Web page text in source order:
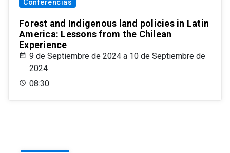
Conferencias
Forest and Indigenous land policies in Latin
America: Lessons from the Chilean
Experience
9 de Septiembre de 2024 a 10 de Septiembre de
2024
08:30